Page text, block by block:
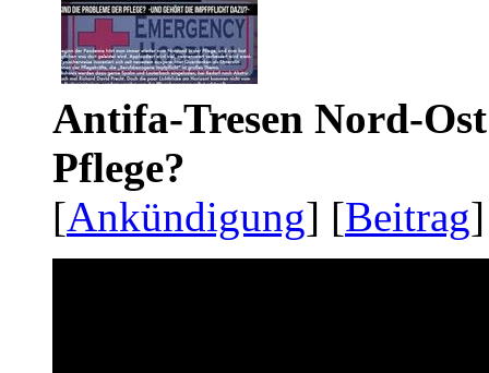
Antifa-Tresen Nord-
Pflege?
[Ankündigung] [Beitrag